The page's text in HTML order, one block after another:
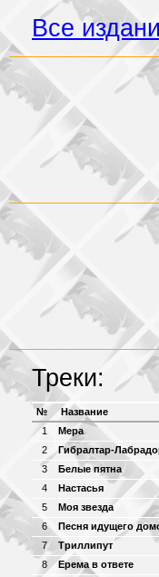
Все
Треки:
№ Название
1
Мера
2
Гибралтар-
3
Белые пятна
4
Настасья
5
Моя звезда
6
Песня идущего
7
Триллипут
8
Ерема в ответе